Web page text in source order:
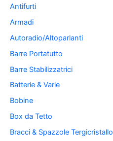
Antifurti
Armadi
Autoradio/Altoparlanti
Barre Portatutto
Barre Stabilizzatrici
Batterie & Varie
Bobine
Box da Tetto
Bracci & Spazzole Tergicristallo